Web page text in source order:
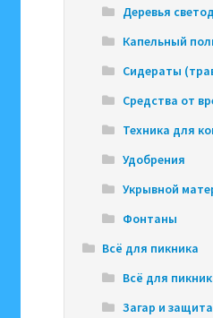
Деревья
Капельный
Сидераты
Средства от
Техника для
Удобрения
Укрывной
Фонтаны
Всё для пикника
Всё для
Загар и